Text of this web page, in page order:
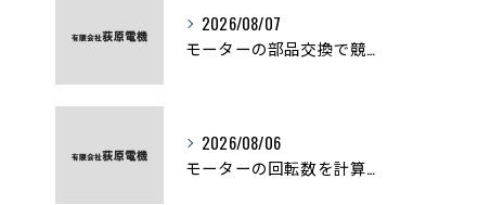
2026/08/07
モーターの部品交換で競艇予想力を高める基礎知識と実費負担のポイント
2026/08/06
モーターの回転数を計算から実践まで徹底解説